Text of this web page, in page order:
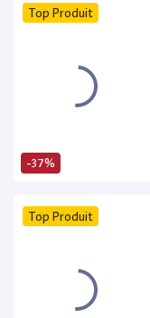
-37%
Top Produit
Top Produit